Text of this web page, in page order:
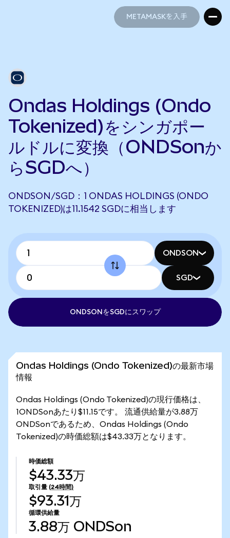
METAMASKを入手
Ondas Holdings (Ondo
Tokenized)をシンガポー
ルドルに変換（ONDSonか
らSGDへ）
ONDSON/SGD：1 ONDAS HOLDINGS (ONDO
TOKENIZED)は11.1542 SGDに相当します
ONDSON
SGD
ONDSONをSGDにスワップ
Ondas Holdings (Ondo Tokenized)の最新市場
情報
Ondas Holdings (Ondo Tokenized)の現行価格は、
1ONDSonあたり$11.15です。 流通供給量が3.88万
ONDSonであるため、Ondas Holdings (Ondo
Tokenized)の時価総額は$43.33万となります。
時価総額
$43.33万
取引量 (24時間)
$93.31万
循環供給量
3.88万 ONDSon